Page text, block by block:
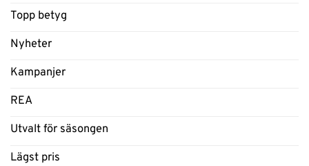
Topp betyg
Nyheter
Kampanjer
REA
Utvalt för säsongen
Lägst pris